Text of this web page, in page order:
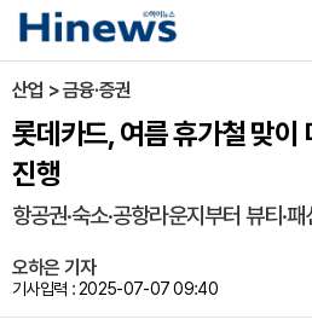
산업 > 금융·증권
롯데카드, 여름 휴가철 맞이
진행
항공권·숙소·공항라운지부터 뷰티·
오하은 기자
기사입력 : 2025-07-07 09:40